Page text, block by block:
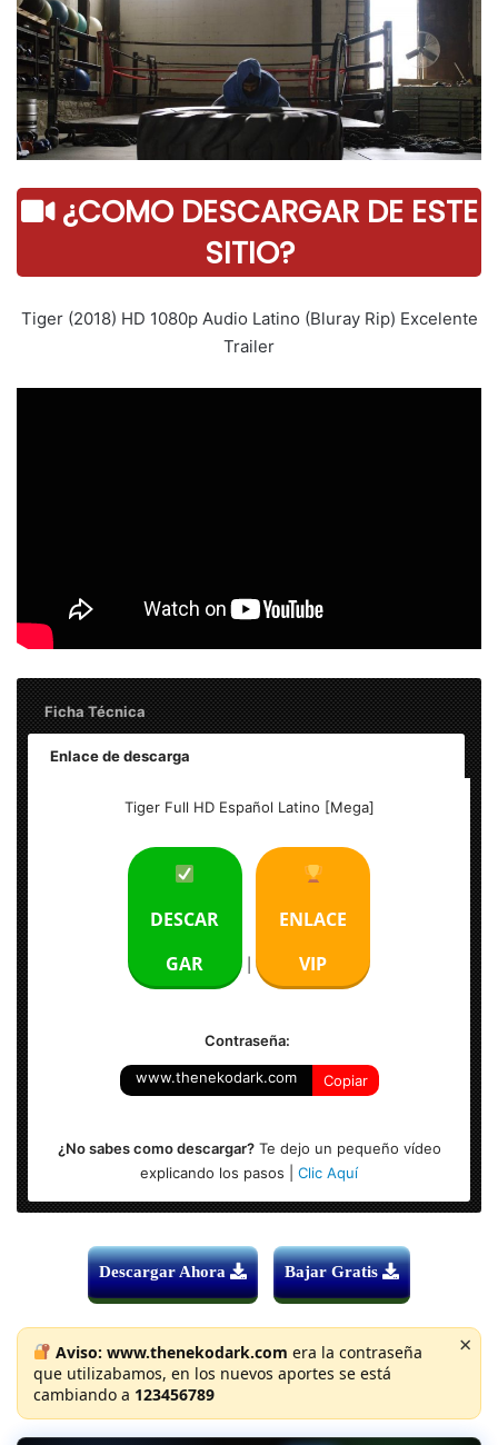
¿COMO DESCARGAR DE ESTE
SITIO?
Tiger (2018) HD 1080p Audio Latino (Bluray Rip) Excelente
Trailer
Ficha Técnica
Enlace de descarga
Tiger Full HD Español Latino [Mega]
DESCAR
GAR
ENLACE
VIP
Contraseña:
www.thenekodark.com Copiar
¿No sabes como descargar?Te dejo un pequeño vídeo
explicando los pasos | Clic Aquí
Descargar Ahora Bajar Gratis
Aviso: www.thenekodark.com era la contraseña
que utilizabamos, en los nuevos aportes se está
cambiando a 123456789
×